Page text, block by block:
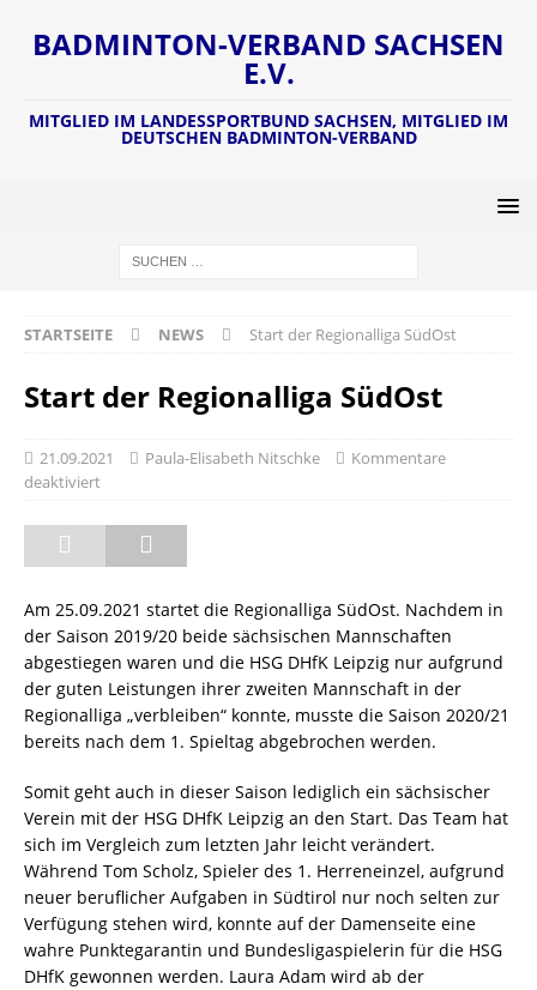
BADMINTON-VERBAND SACHSEN
E.V.
MITGLIED IM LANDESSPORTBUND SACHSEN, MITGLIED IM
DEUTSCHEN BADMINTON-VERBAND
STARTSEITE NEWS Start der Regionalliga SüdOst
Start der Regionalliga SüdOst
21.09.2021 Paula-Elisabeth Nitschke
Kommentare
deaktiviert
Am 25.09.2021 startet die Regionalliga SüdOst. Nachdem in
der Saison 2019/20 beide sächsischen Mannschaften
abgestiegen waren und die HSG DHfK Leipzig nur aufgrund
der guten Leistungen ihrer zweiten Mannschaft in der
Regionalliga „verbleiben“ konnte, musste die Saison 2020/21
bereits nach dem 1. Spieltag abgebrochen werden.
Somit geht auch in dieser Saison lediglich ein sächsischer
Verein mit der HSG DHfK Leipzig an den Start. Das Team hat
sich im Vergleich zum letzten Jahr leicht verändert.
Während Tom Scholz, Spieler des 1. Herreneinzel, aufgrund
neuer beruflicher Aufgaben in Südtirol nur noch selten zur
Verfügung stehen wird, konnte auf der Damenseite eine
wahre Punktegarantin und Bundesligaspielerin für die HSG
DHfK gewonnen werden. Laura Adam wird ab der